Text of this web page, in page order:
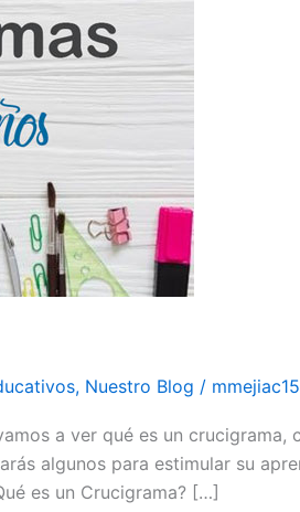
, Nuestro Blog / mmejiac15
a ver qué es un
algunos para estimular su
es un Crucigrama? […]